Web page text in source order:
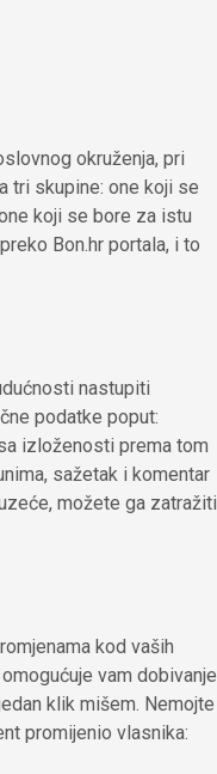
okruženja, pri
tri skupine: one koji se
koji se bore za istu
Bon.hr portala, i to
nastupiti
podatke poput:
izloženosti prema tom
sažetak i komentar
možete ga zatražiti
kod vaših
vam dobivanje
klik mišem. Nemojte
promijenio vlasnika: